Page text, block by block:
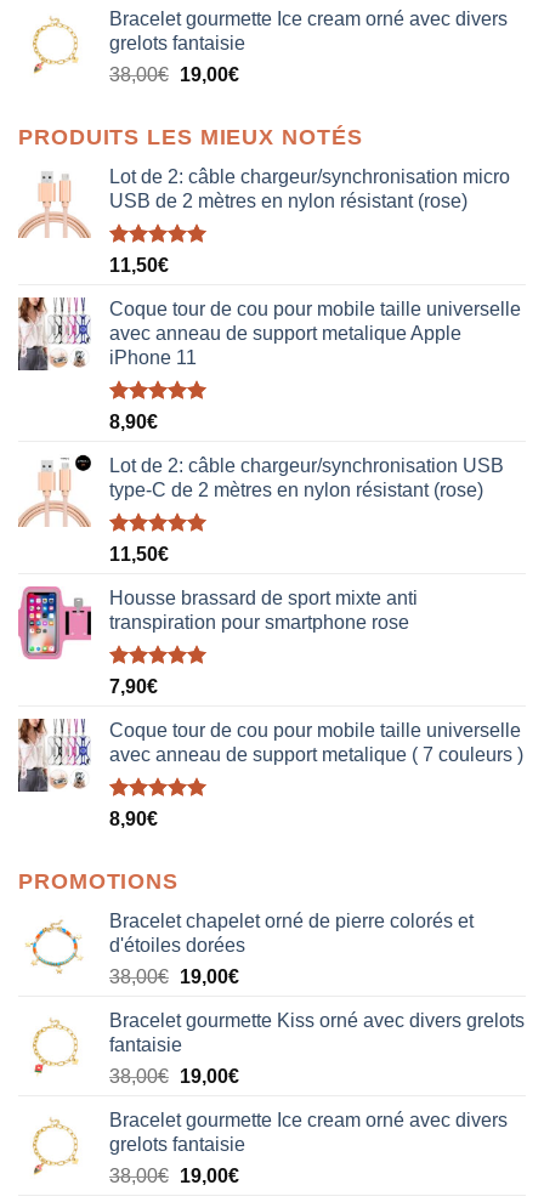
initial
était :
38,00€.
actuel
est :
19,00€.
Bracelet gourmette Ice cream orné avec divers
grelots fantaisie
38,00€ Le
était :
38,00€.
19,00€Le
est :
19,00€.
PRODUITS LES MIEUX NOTÉS
Lot de 2: câble chargeur/synchronisation micro
USB de 2 mètres en nylon résistant (rose)
Note5.00
11,50€
Coque tour de cou pour mobile taille universelle
avec anneau de support metalique Apple
iPhone 11
Note5.00
8,90€
Lot de 2: câble chargeur/synchronisation USB
type-C de 2 mètres en nylon résistant (rose)
Note5.00
11,50€
Housse brassard de sport mixte anti
transpiration pour smartphone rose
Note5.00
7,90€
Coque tour de cou pour mobile taille universelle
avec anneau de support metalique ( 7 couleurs )
Note5.00
8,90€
PROMOTIONS
Bracelet chapelet orné de pierre colorés et
d'étoiles dorées
38,00€ Le
initial
était :
38,00€.
19,00€Le
actuel
19,00€.
Bracelet gourmette Kiss orné avec divers grelots
fantaisie
38,00€ Le
initial
était :
38,00€.
19,00€Le
actuel
est :
19,00€.
Bracelet gourmette Ice cream orné avec divers
grelots fantaisie
38,00€ Le
19,00€Le